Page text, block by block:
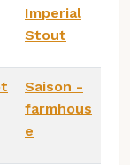
Imperial
Stout
Saison -
farmhous
e